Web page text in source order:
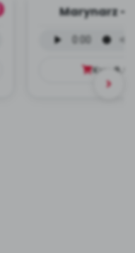
Marynarz -
Kup 9.99